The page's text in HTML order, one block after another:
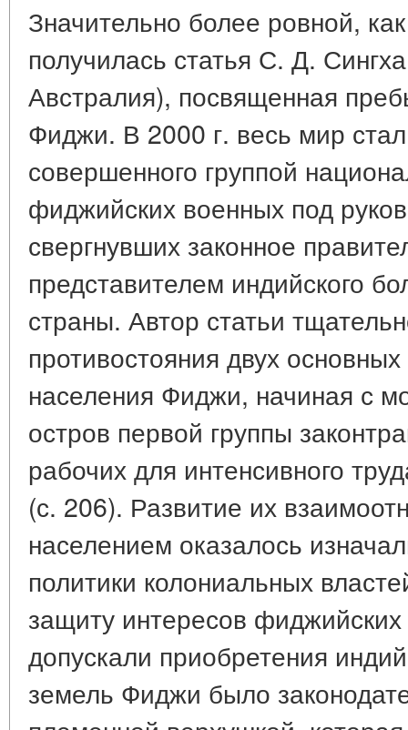
Значительно более ровной,
получилась статья С. Д.
Австралия), посвященная
Фиджи. В 2000 г. весь мир
совершенного группой
фиджийских военных под
свергнувших законное
представителем индийского
страны. Автор статьи
противостояния двух основных
населения Фиджи, начиная с
остров первой группы
рабочих для интенсивного
(с. 206). Развитие их
населением оказалось
политики колониальных
защиту интересов
допускали приобретения
земель Фиджи было